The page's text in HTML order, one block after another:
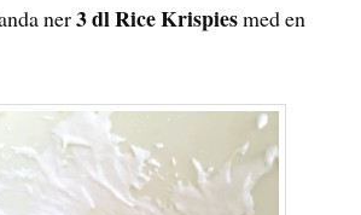
ner3 dl Rice Krispiesmed en